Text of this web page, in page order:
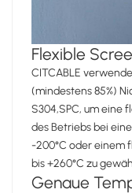
Flexible
CITCABLE
(mindestens 85%)
S304,SPC, um eine
des Betriebs bei
-200°C oder einem
bis +260°C zu
Genaue